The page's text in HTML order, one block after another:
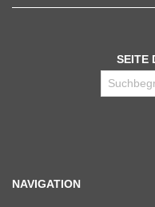
SEITE
NAVIGATION